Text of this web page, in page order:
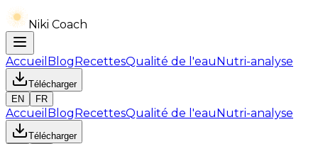
Niki Coach
Accueil BlogRecettesQualité de l'eauNutri-analyse
Télécharger
EN
FR
Accueil BlogRecettesQualité de l'eauNutri-analyse
Télécharger